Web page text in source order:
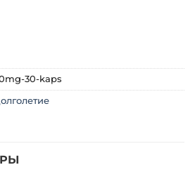
30-kaps